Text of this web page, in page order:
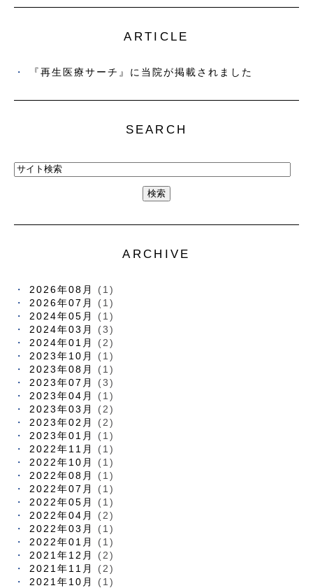
ARTICLE
『再生医療サーチ』に当院が掲載されました
SEARCH
ARCHIVE
2026年08月
(1)
2026年07月
(1)
2024年05月
(1)
2024年03月
(3)
2024年01月
(2)
2023年10月
(1)
2023年08月
(1)
2023年07月
(3)
2023年04月
(1)
2023年03月
(2)
2023年02月
(2)
2023年01月
(1)
2022年11月
(1)
2022年10月
(1)
2022年08月
(1)
2022年07月
(1)
2022年05月
(1)
2022年04月
(2)
2022年03月
(1)
2022年01月
(1)
2021年12月
(2)
2021年11月
(2)
2021年10月
(1)